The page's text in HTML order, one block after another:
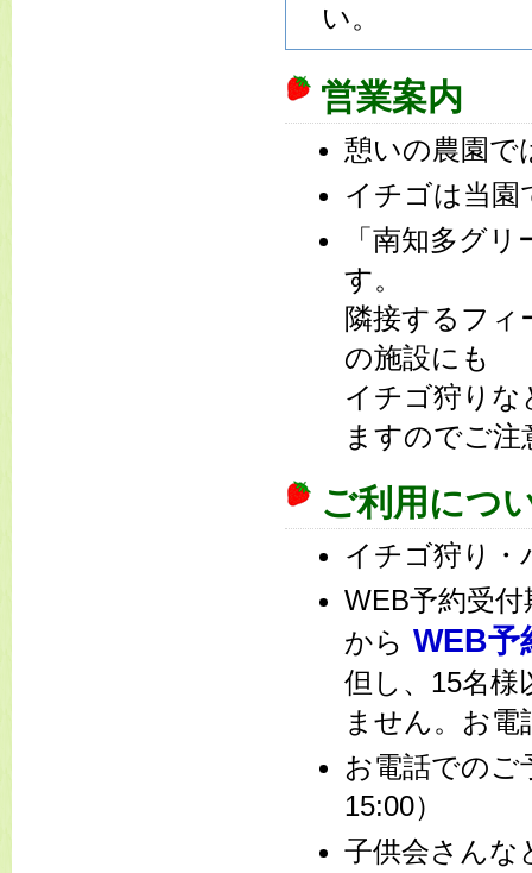
い。
営業案内
憩いの農園で
イチゴは当園
「南知多グ
す。
隣接するフ
の施設にも
イチゴ狩り
ますのでご注
ご利用につ
イチゴ狩り・
WEB予約受
から WEB
但し、15名様
ません。お
お電話での
15:00）
子供会さんな